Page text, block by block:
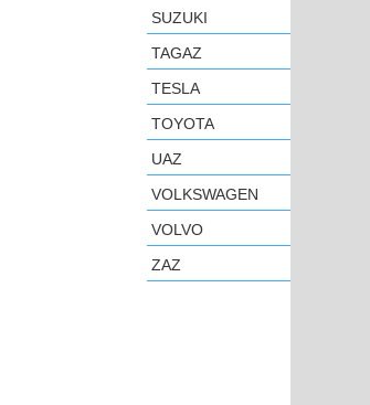
SUZUKI
TAGAZ
TESLA
TOYOTA
UAZ
VOLKSWAGEN
VOLVO
ZAZ